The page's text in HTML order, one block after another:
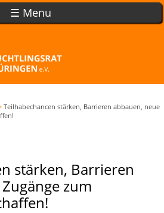
☰ Menu
Teilhabechancen stärken, Barrieren abbauen, neue
stärken, Barrieren
zum